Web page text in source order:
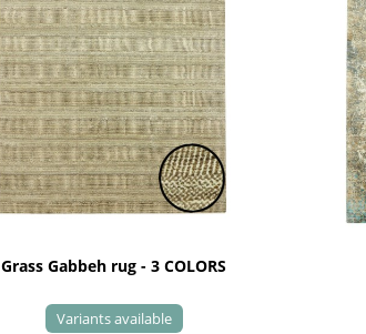
Grass Gabbeh rug - 3 COLORS
Variants available